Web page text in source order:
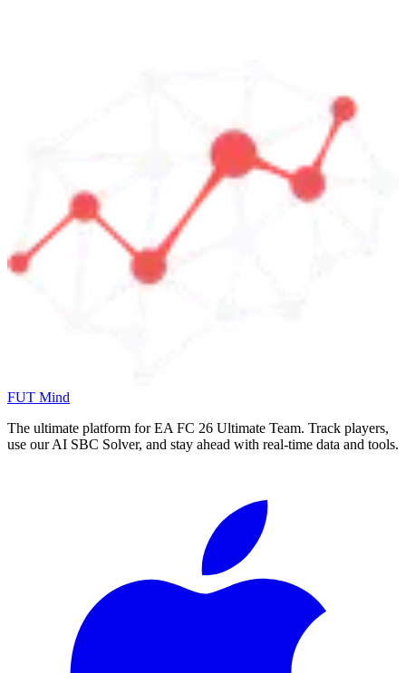
FUT Mind
The ultimate platform for EA FC 26 Ultimate Team. Track players,
use our AI SBC Solver, and stay ahead with real-time data and tools.